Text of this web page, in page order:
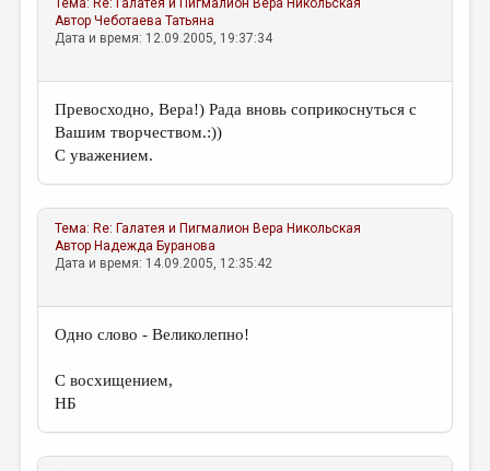
АвторЧеботаева Татьяна
Дата и время: 12.09.2005, 19:37:34
Превосходно, Вера!) Рада вновь соприкоснуться с
Вашим творчеством.:))
С уважением.
Тема:Re: Галатея и Пигмалион Вера Никольская
АвторНадежда Буранова
Дата и время: 14.09.2005, 12:35:42
Одно слово - Великолепно!
С восхищением,
НБ